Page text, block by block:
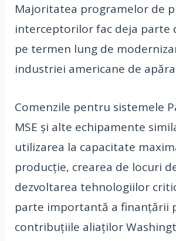
Majoritatea programelor de
interceptorilor fac deja parte
pe termen lung de
industriei americane de
Comenzile pentru sistemele
MSE și alte echipamente
utilizarea la capacitate
producție, crearea de locuri
dezvoltarea tehnologiilor
parte importantă a finanțării
contribuțiile aliaților